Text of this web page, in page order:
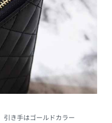
引き手はゴールドカラー